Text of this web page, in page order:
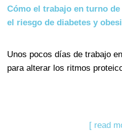
Cómo el trabajo en turno
el riesgo de diabetes y
Unos pocos días de trabajo
para alterar los ritmos
[ read